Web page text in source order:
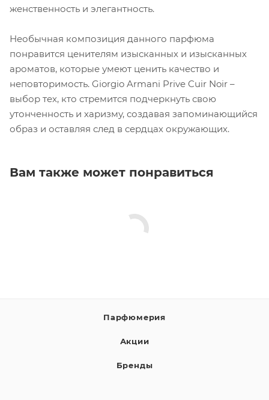
женственность и элегантность.
Необычная композиция данного парфюма
понравится ценителям изысканных и изысканных
ароматов, которые умеют ценить качество и
неповторимость. Giorgio Armani Prive Cuir Noir –
выбор тех, кто стремится подчеркнуть свою
утонченность и харизму, создавая запоминающийся
образ и оставляя след в сердцах окружающих.
Вам также может понравиться
Парфюмерия
Акции
Бренды